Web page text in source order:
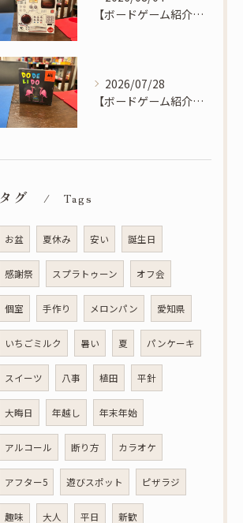
【ボードゲーム紹介】デクリプト - 相手にバレないように味方に伝える連想暗号ゲーム！
2026/07/28
【ボードゲーム紹介】ドデリド - 素早く正しく一番多いモノを宣言しよう！ドデリド！
タグ Tags
お盆 夏休み 安い 誕生日
感謝祭 スプラトゥーン オフ会
個室 手作り メロンパン 愛知県
いちごミルク 暑い 夏 パンケーキ
スイーツ 八事 植田 平針
大晦日 年越し 年末年始
アルコール 断り方 カラオケ
アフター5 遊びスポット ピザラジ
趣味 大人 平日 新歓